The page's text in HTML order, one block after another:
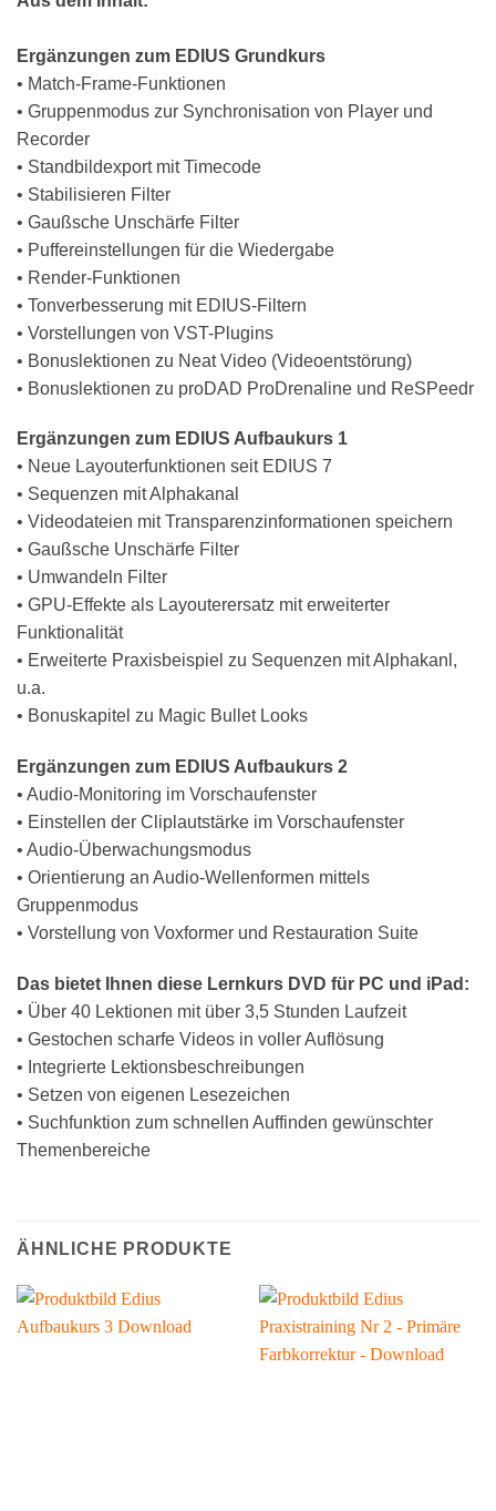
Ergänzungen zum EDIUS Grundkurs
• Match-Frame-Funktionen
• Gruppenmodus zur Synchronisation von Player und
Recorder
• Standbildexport mit Timecode
• Stabilisieren Filter
• Gaußsche Unschärfe Filter
• Puffereinstellungen für die Wiedergabe
• Render-Funktionen
• Tonverbesserung mit EDIUS-Filtern
• Vorstellungen von VST-Plugins
• Bonuslektionen zu Neat Video (Videoentstörung)
• Bonuslektionen zu proDAD ProDrenaline und ReSPeedr
Ergänzungen zum EDIUS Aufbaukurs 1
• Neue Layouterfunktionen seit EDIUS 7
• Sequenzen mit Alphakanal
• Videodateien mit Transparenzinformationen speichern
• Gaußsche Unschärfe Filter
• Umwandeln Filter
• GPU-Effekte als Layouterersatz mit erweiterter
Funktionalität
• Erweiterte Praxisbeispiel zu Sequenzen mit Alphakanl,
u.a.
• Bonuskapitel zu Magic Bullet Looks
Ergänzungen zum EDIUS Aufbaukurs 2
• Audio-Monitoring im Vorschaufenster
• Einstellen der Cliplautstärke im Vorschaufenster
• Audio-Überwachungsmodus
• Orientierung an Audio-Wellenformen mittels
Gruppenmodus
• Vorstellung von Voxformer und Restauration Suite
Das bietet Ihnen diese Lernkurs DVD für PC und iPad:
• Über 40 Lektionen mit über 3,5 Stunden Laufzeit
• Gestochen scharfe Videos in voller Auflösung
• Integrierte Lektionsbeschreibungen
• Setzen von eigenen Lesezeichen
• Suchfunktion zum schnellen Auffinden gewünschter
Themenbereiche
ÄHNLICHE PRODUKTE